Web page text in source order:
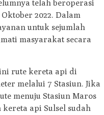
telah beroperasi
2022. Dalam
untuk sejumlah
masyarakat secara
rute kereta api di
melalui 7 Stasiun. Jika
menuju Stasiun Maros
api Sulsel sudah